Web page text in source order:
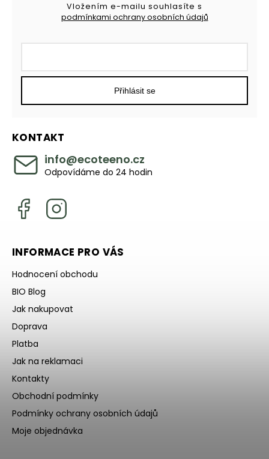
KONTAKT
info@ecoteeno.cz
Odpovídáme do 24 hodin
Vložením e-mailu souhlasíte s
podmínkami ochrany osobních údajů
Přihlásit se
INFORMACE PRO VÁS
Hodnocení obchodu
BIO Blog
Jak nakupovat
Doprava
Platba
Jak na reklamaci
Kontakty
Obchodní podmínky
Podmínky ochrany osobních údajů
Moje objednávka